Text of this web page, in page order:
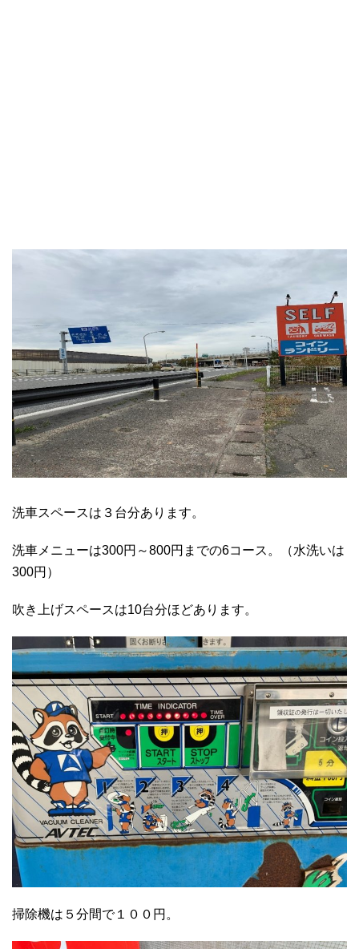
洗車スペースは３台分あります。
洗車メニューは300円～800円までの6コース。（水洗いは
300円）
吹き上げスペースは10台分ほどあります。
掃除機は５分間で１００円。